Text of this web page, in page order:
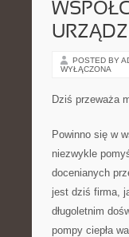
POSTED BY
WYŁĄCZONA
Dziś przeważa
Powinno się w
niezwykle
docenianych
jest dziś firma,
długoletnim
pompy ciepła